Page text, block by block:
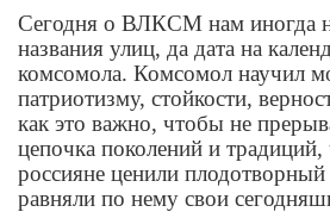
Сегодня о ВЛКСМ нам иногда
названия улиц, да дата на
комсомола. Комсомол научил
патриотизму, стойкости,
как это важно, чтобы не
цепочка поколений и
россияне ценили
равняли по нему свои